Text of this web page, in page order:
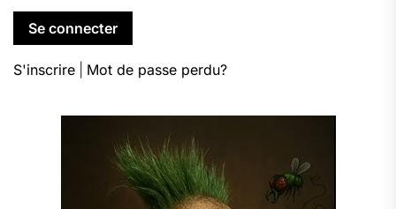
S'inscrire Mot de passe perdu?